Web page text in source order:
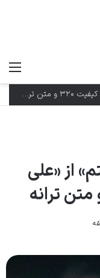
دانلود آهنگ «پتک» از «شروین حاجی‌پور» با کیفیت ۳۲۰ و متن ترانه
از «علی